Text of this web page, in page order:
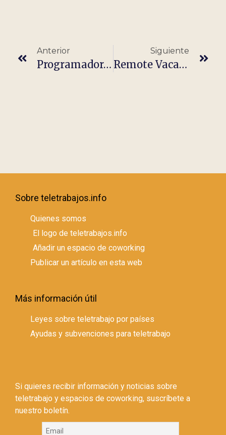
Anterior
Programador/a ABAP SAP-PI 100% REMOTO
Siguiente
Remote Vacation Planner For Travel Enthusiasts
Sobre teletrabajos.info
Quienes somos
El logo de teletrabajos.info
Añadir un espacio de coworking
Publicar un artículo en esta web
Más información útil
Leyes sobre teletrabajo por países
Ayudas y subvenciones para teletrabajo
Si quieres recibir información y noticias sobre
teletrabajo y espacios de coworking, suscríbete a
nuestro boletín.